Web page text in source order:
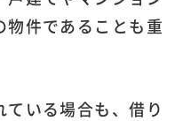
件であることも重
いる場合も、借り